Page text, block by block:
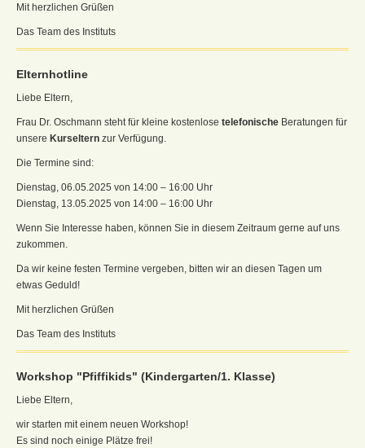
Mit herzlichen Grüßen
Das Team des Instituts
Elternhotline
Liebe Eltern,
Frau Dr. Oschmann steht für kleine kostenlose telefonische Beratungen für
unsere Kurseltern zur Verfügung.
Die Termine sind:
Dienstag, 06.05.2025 von 14:00 – 16:00 Uhr
Dienstag, 13.05.2025 von 14:00 – 16:00 Uhr
Wenn Sie Interesse haben, können Sie in diesem Zeitraum gerne auf uns
zukommen.
Da wir keine festen Termine vergeben, bitten wir an diesen Tagen um
etwas Geduld!
Mit herzlichen Grüßen
Das Team des Instituts
Workshop "Pfiffikids" (Kindergarten/1. Klasse)
Liebe Eltern,
wir starten mit einem neuen Workshop!
Es sind noch einige Plätze frei!